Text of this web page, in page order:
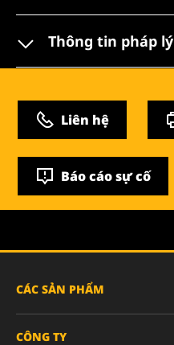
Thông tin pháp lý
Liên hệ
Báo cáo sự cố
CÁC SẢN PHẨM
CÔNG TY